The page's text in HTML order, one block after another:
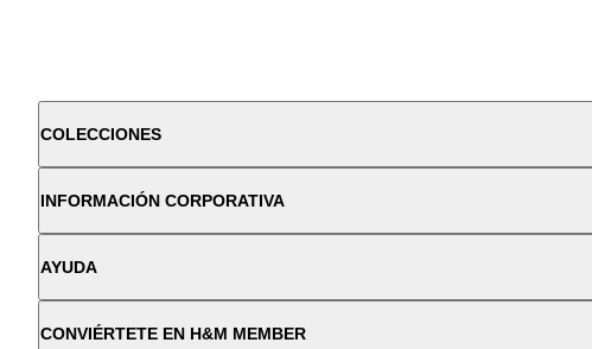
COLECCIONES
INFORMACIÓN CORPORATIVA
AYUDA
CONVIÉRTETE EN H&M MEMBER